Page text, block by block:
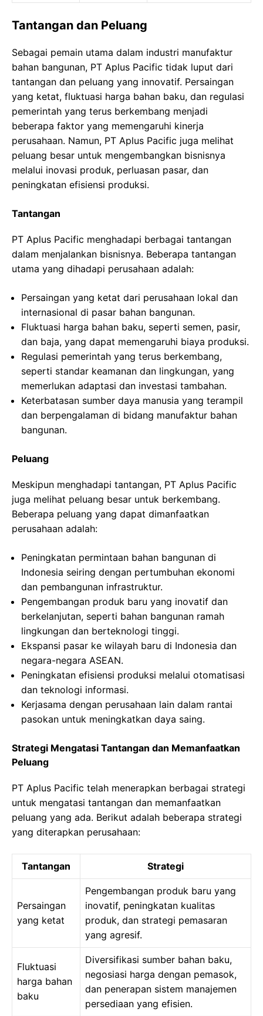
Tantangan dan Peluang
Sebagai pemain utama dalam industri manufaktur
bahan bangunan, PT Aplus Pacific tidak luput dari
tantangan dan peluang yang innovatif. Persaingan
yang ketat, fluktuasi harga bahan baku, dan regulasi
pemerintah yang terus berkembang menjadi
beberapa faktor yang memengaruhi kinerja
perusahaan. Namun, PT Aplus Pacific juga melihat
peluang besar untuk mengembangkan bisnisnya
melalui inovasi produk, perluasan pasar, dan
peningkatan efisiensi produksi.
Tantangan
PT Aplus Pacific menghadapi berbagai tantangan
dalam menjalankan bisnisnya. Beberapa tantangan
utama yang dihadapi perusahaan adalah:
Persaingan yang ketat dari perusahaan lokal dan
internasional di pasar bahan bangunan.
Fluktuasi harga bahan baku, seperti semen, pasir,
dan baja, yang dapat memengaruhi biaya produksi.
Regulasi pemerintah yang terus berkembang,
seperti standar keamanan dan lingkungan, yang
memerlukan adaptasi dan investasi tambahan.
Keterbatasan sumber daya manusia yang terampil
dan berpengalaman di bidang manufaktur bahan
bangunan.
Peluang
Meskipun menghadapi tantangan, PT Aplus Pacific
juga melihat peluang besar untuk berkembang.
Beberapa peluang yang dapat dimanfaatkan
perusahaan adalah:
Peningkatan permintaan bahan bangunan di
Indonesia seiring dengan pertumbuhan ekonomi
dan pembangunan infrastruktur.
Pengembangan produk baru yang inovatif dan
berkelanjutan, seperti bahan bangunan ramah
lingkungan dan berteknologi tinggi.
Ekspansi pasar ke wilayah baru di Indonesia dan
negara-negara ASEAN.
Peningkatan efisiensi produksi melalui otomatisasi
dan teknologi informasi.
Kerjasama dengan perusahaan lain dalam rantai
pasokan untuk meningkatkan daya saing.
Strategi Mengatasi Tantangan dan Memanfaatkan
Peluang
PT Aplus Pacific telah menerapkan berbagai strategi
untuk mengatasi tantangan dan memanfaatkan
peluang yang ada. Berikut adalah beberapa strategi
yang diterapkan perusahaan:
Tantangan Strategi
Persaingan
yang ketat
Pengembangan produk baru yang
inovatif, peningkatan kualitas
produk, dan strategi pemasaran
yang agresif.
Fluktuasi
harga bahan
baku
Diversifikasi sumber bahan baku,
negosiasi harga dengan pemasok,
dan penerapan sistem manajemen
persediaan yang efisien.